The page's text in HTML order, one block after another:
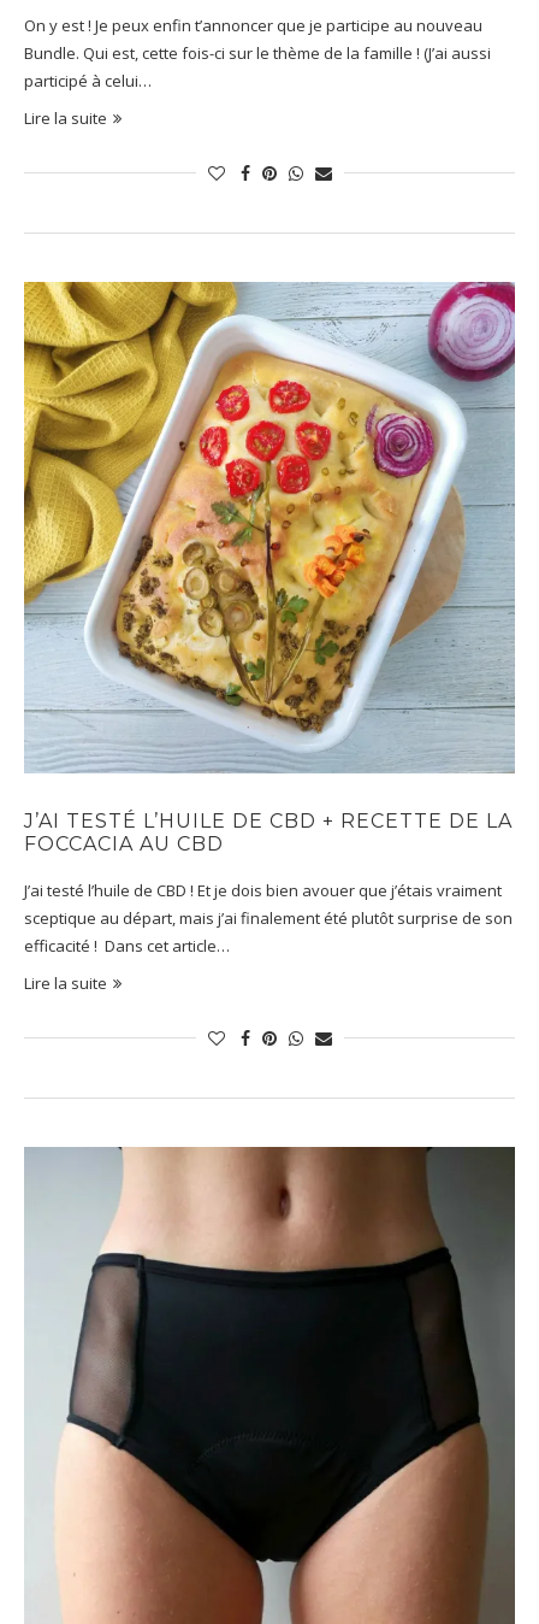
On y est ! Je peux enfin t’annoncer que je participe au nouveau
Bundle. Qui est, cette fois-ci sur le thème de la famille ! (J’ai aussi
participé à celui…
Lire la suite
J’AI TESTÉ L’HUILE DE CBD + RECETTE DE LA
FOCCACIA AU CBD
J’ai testé l’huile de CBD ! Et je dois bien avouer que j’étais vraiment
sceptique au départ, mais j’ai finalement été plutôt surprise de son
efficacité ! Dans cet article…
Lire la suite